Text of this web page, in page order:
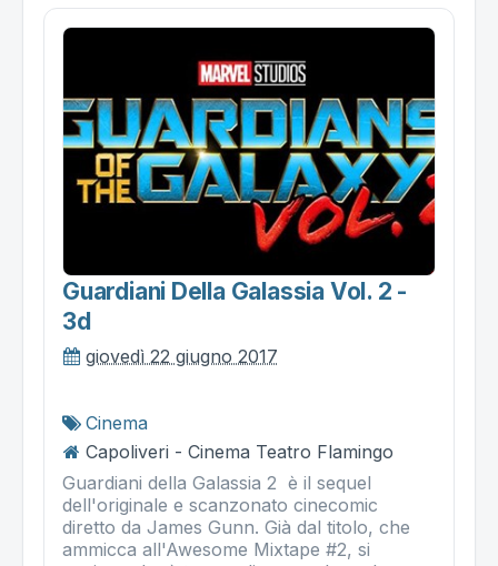
Guardiani Della Galassia Vol. 2 -
3d
giovedì 22 giugno 2017
Cinema
Capoliveri - Cinema Teatro Flamingo
Guardiani della Galassia 2 è il sequel
dell'originale e scanzonato cinecomic
diretto da James Gunn. Già dal titolo, che
ammicca all'Awesome Mixtape #2, si